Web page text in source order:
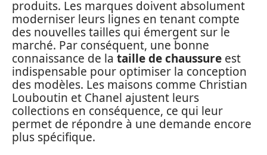
produits. Les marques doivent absolument
moderniser leurs lignes en tenant compte
des nouvelles tailles qui émergent sur le
marché. Par conséquent, une bonne
connaissance de la taille de chaussure est
indispensable pour optimiser la conception
des modèles. Les maisons comme Christian
Louboutin et Chanel ajustent leurs
collections en conséquence, ce qui leur
permet de répondre à une demande encore
plus spécifique.